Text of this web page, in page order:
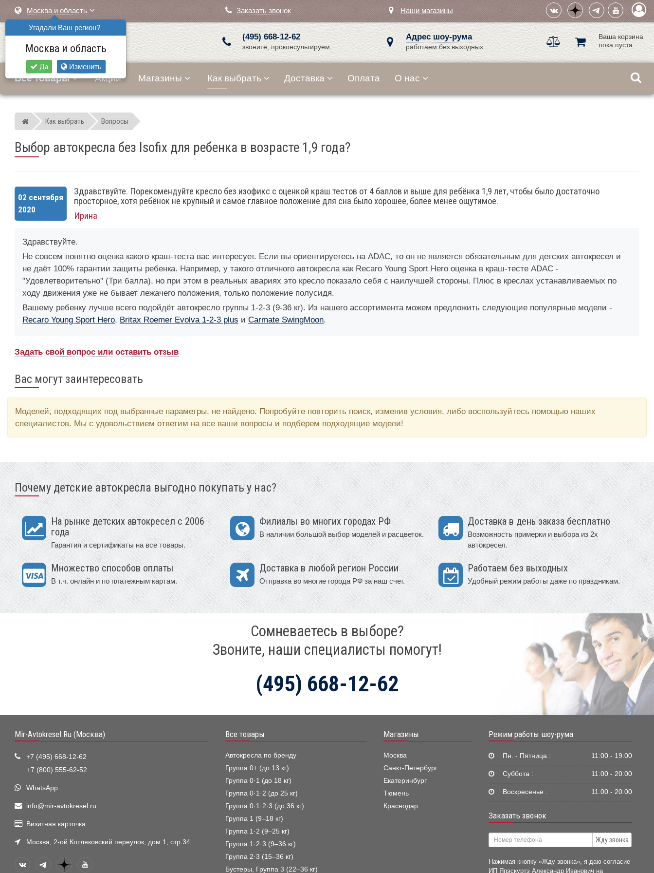
Москва и область
Угадали Ваш регион?
Москва и область
Да Изменить
Заказать звонок Наши магазины
(495) 668-12-62
звоните, проконсультируем
Адрес шоу-рума
работаем без выходных
Ваша корзина
пока пуста
Все товары Акции Магазины Как выбрать Доставка Оплата О нас
Мир детских автокресел
Как выбрать Вопросы
Выбор автокресла без Isofix для ребенка в возрасте 1,9 года?
02 сентября
2020
Здравствуйте. Порекомендуйте кресло без изофикс с оценкой краш тестов от 4 баллов и выше для ребёнка 1,9 лет, чтобы было достаточно
просторное, хотя ребёнок не крупный и самое главное положение для сна было хорошее, более менее ощутимое.
Ирина
Здравствуйте.
Не совсем понятно оценка какого краш-теста вас интересует. Если вы ориентируетесь на ADAC, то он не является обязательным для детских автокресел и
не даёт 100% гарантии защиты ребенка. Например, у такого отличного автокресла как Recaro Young Sport Hero оценка в краш-тесте ADAC -
"Удовлетворительно" (Три балла), но при этом в реальных авариях это кресло показало себя с наилучшей стороны. Плюс в креслах устанавливаемых по
ходу движения уже не бывает лежачего положения, только положение полусидя.
Вашему ребенку лучше всего подойдёт автокресло группы 1-2-3 (9-36 кг). Из нашего ассортимента можем предложить следующие популярные модели -
Recaro Young Sport Hero, Britax Roemer Evolva 1-2-3 plus и Carmate SwingMoon.
Задать свой вопрос или оставить отзыв
Вас могут заинтересовать
Моделей, подходящих под выбранные параметры, не найдено. Попробуйте повторить поиск, изменив условия, либо воспользуйтесь помощью наших
специалистов. Мы с удовольствием ответим на все ваши вопросы и подберем подходящие модели!
Почему детские автокресла выгодно покупать у нас?
На рынке детских автокресел с 2006
года
Гарантия и сертификаты на все товары.
Филиалы во многих городах РФ
В наличии большой выбор моделей и расцветок.
Доставка в день заказа бесплатно
Возможность примерки и выбора из 2х
автокресел.
Множество способов оплаты
В т.ч. онлайн и по платежным картам.
Доставка в любой регион России
Отправка во многие города РФ за наш счет.
Работаем без выходных
Удобный режим работы даже по праздникам.
Сомневаетесь в выборе?
Звоните, наши специалисты помогут!
(495) 668-12-62
Mir-Avtokresel.Ru (Москва)
+7 (495) 668-12-62
+7 (800) 555-62-52
WhatsApp
info@mir-avtokresel.ru
Визитная карточка
Москва, 2-ой Котляковский переулок, дом 1, стр.34
Все товары
Автокресла по бренду
Группа 0+ (до 13 кг)
Группа 0·1 (до 18 кг)
Группа 0·1·2 (до 25 кг)
Группа 0·1·2·3 (до 36 кг)
Группа 1 (9–18 кг)
Группа 1·2 (9–25 кг)
Группа 1·2·3 (9–36 кг)
Группа 2·3 (15–36 кг)
Бустеры, Группа 3 (22–36 кг)
Магазины
Москва
Санкт-Петербург
Екатеринбург
Тюмень
Краснодар
Режим работы шоу-рума
Пн. - Пятница : 11:00 - 19:00
Суббота : 11:00 - 20:00
Воскресенье : 11:00 - 20:00
Заказать звонок
Жду звонка
Нажимая кнопку «Жду звонка», я даю согласие
ИП Япэскуртэ Александр Иванович на